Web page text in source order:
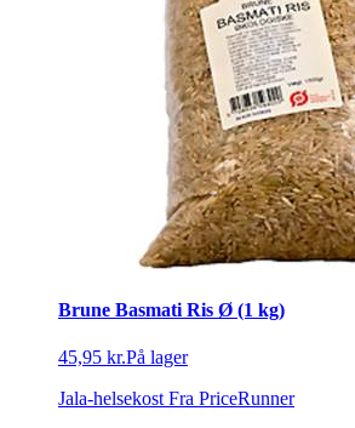
Brune Basmati Ris Ø (1 kg)
45,95 kr.På lager
Jala-helsekost Fra PriceRunner